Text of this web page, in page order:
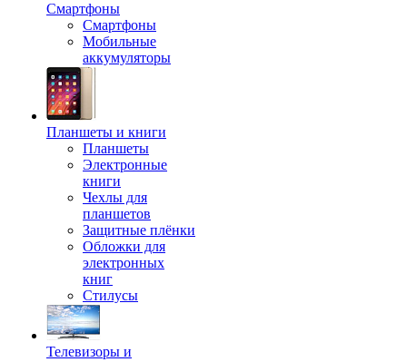
Смартфоны
Смартфоны
Мобильные
аккумуляторы
Планшеты и книги
Планшеты
Электронные
книги
Чехлы для
планшетов
Защитные плёнки
Обложки для
электронных
книг
Стилусы
Телевизоры и